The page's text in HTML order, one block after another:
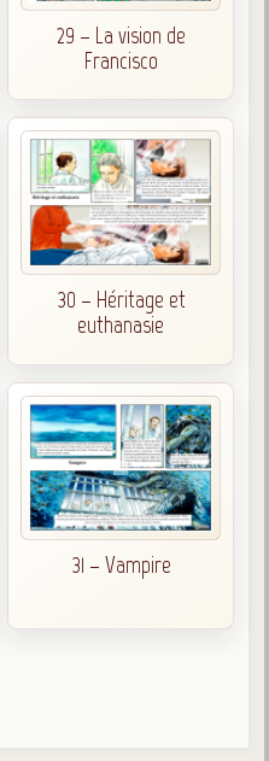
29 – La vision de
Francisco
30 – Héritage et
euthanasie
31 – Vampire